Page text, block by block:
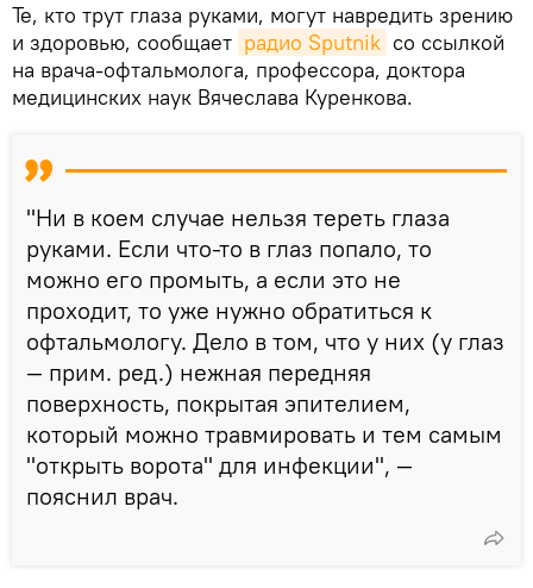
Те, кто трут глаза руками, могут навредить зрению
и здоровью, сообщает радио Sputnik со ссылкой
на врача-офтальмолога, профессора, доктора
медицинских наук Вячеслава Куренкова.
"Ни в коем случае нельзя тереть глаза
руками. Если что-то в глаз попало, то
можно его промыть, а если это не
проходит, то уже нужно обратиться к
офтальмологу. Дело в том, что у них (у глаз
— прим. ред.) нежная передняя
поверхность, покрытая эпителием,
который можно травмировать и тем самым
"открыть ворота" для инфекции", —
пояснил врач.